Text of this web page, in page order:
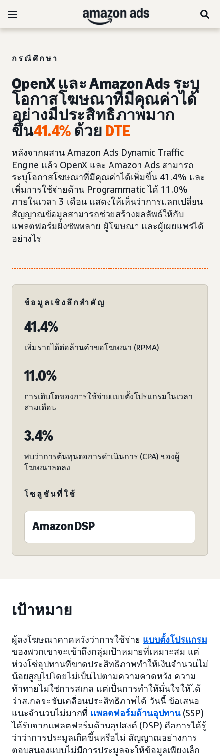
กรณีศึกษา
OpenX และ Amazon Ads ระบุ
โอกาสโฆษณาที่มีคุณค่าได้
อย่างมีประสิทธิภาพมาก
ขึ้น41.4% ด้วย DTE
หลังจากผสาน Amazon Ads Dynamic Traffic
Engine แล้ว OpenX และ Amazon Ads สามารถ
ระบุโอกาสโฆษณาที่มีคุณค่าได้เพิ่มขึ้น 41.4% และ
เพิ่มการใช้จ่ายด้าน Programmatic ได้ 11.0%
ภายในเวลา 3 เดือน แสดงให้เห็นว่าการแลกเปลี่ยน
สัญญาณข้อมูลสามารถช่วยสร้างผลลัพธ์ให้กับ
แพลตฟอร์มฝั่งซัพพลาย ผู้โฆษณา และผู้เผยแพร่ได้
อย่างไร
ข้อมูลเชิงลึกสำคัญ
41.4%
เพิ่มรายได้ต่อล้านคำขอโฆษณา (RPMA)
11.0%
การเติบโตของการใช้จ่ายแบบตั้งโปรแกรมในเวลา
สามเดือน
3.4%
พบว่าการต้นทุนต่อการดำเนินการ (CPA) ของผู้
โฆษณาลดลง
โซลูชันที่ใช้
Amazon DSP
เป้าหมาย
ผู้ลงโฆษณาคาดหวังว่าการใช้จ่าย แบบตั้งโปรแกรม
ของพวกเขาจะเข้าถึงกลุ่มเป้าหมายที่เหมาะสม แต่
ห่วงโซ่อุปทานที่ขาดประสิทธิภาพทำให้เงินจำนวนไม่
น้อยสูญไปโดยไม่เป็นไปตามความคาดหวัง ความ
ท้าทายไม่ใช่การสเกล แต่เป็นการทำให้มั่นใจให้ได้
ว่าสเกลจะขับเคลื่อนประสิทธิภาพได้ วันนี้ ข้อเสนอ
แนะจำนวนไม่มากที่ แพลตฟอร์มด้านอุปทาน(SSP)
ได้รับจากแพลตฟอร์มด้านอุปสงค์ (DSP) คือการได้รู้
ว่าว่าการประมูลเกิดขึ้นหรือไม่ สัญญาณอย่างการ
ตอบสนองแบบไม่มีการประมูลจะให้ข้อมูลเพียงเล็ก